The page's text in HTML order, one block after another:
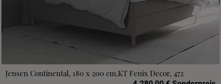
Jensen Continental, 180 x 200 cm,KT Fenix Decor, 472